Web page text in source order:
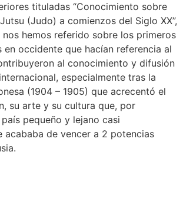
tituladas “Conocimiento sobre
(Judo) a comienzos del Siglo XX”,
nos hemos referido sobre los primeros
en occidente que hacían referencia al
al conocimiento y difusión
especialmente tras la
(1904 – 1905) que acrecentó el
su arte y su cultura que, por
pequeño y lejano casi
acababa de vencer a 2 potencias